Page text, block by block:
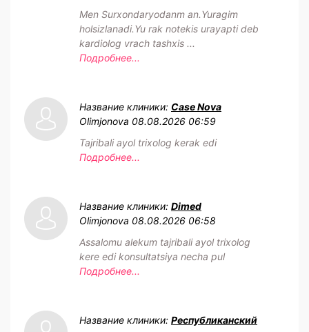
Men Surxondaryodanm an.Yuragim
holsizlanadi.Yu rak notekis urayapti deb
kardiolog vrach tashxis ...
Подробнее...
Название клиники: Case Nova
Olimjonova 08.08.2026 06:59
Tajribali ayol trixolog kerak edi
Подробнее...
Название клиники: Dimed
Olimjonova 08.08.2026 06:58
Assalomu alekum tajribali ayol trixolog
kere edi konsultatsiya necha pul
Подробнее...
Название клиники: Республиканский